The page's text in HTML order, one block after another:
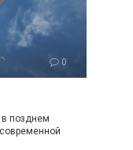
0
в позднем